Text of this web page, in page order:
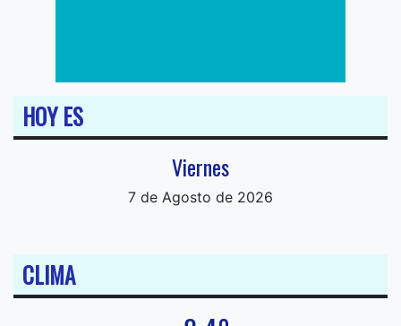
HOY ES
Viernes
7 de Agosto de 2026
CLIMA